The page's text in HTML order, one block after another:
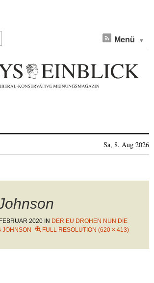
Menü
Sa, 8. Aug 2026
2020 IN DER EU DROHEN NUN DIE
JOHNSON
FULL RESOLUTION (620 × 413)